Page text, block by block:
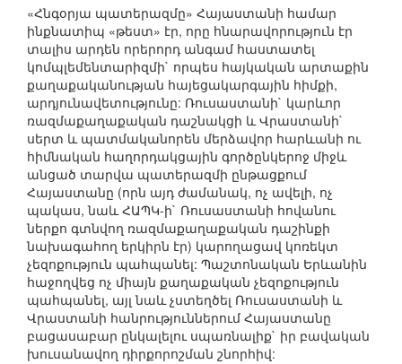
«Հնգօրյա պատերազմը» Հայաստանի համար
ինքնատիպ «թեստ» էր, որը հնարավորություն էր
տալիս արդեն որերորդ անգամ հաստատել
կոմպլեմենտարիզմի` որպես հայկական արտաքին
քաղաքականության հայեցակարգային հիմքի,
արդյունավետությունը: Ռուսաստանի` կարևոր
ռազմաքաղաքական դաշնակցի և Վրաստանի`
սերտ և պատմականորեն մերձավոր հարևանի ու
հիմնական հաղորդակցային գործընկերոջ միջև
անցած տարվա պատերազմի ընթացքում
Հայաստանը (որն այդ ժամանակ, ոչ ավելի, ոչ
պակաս, նաև ՀԱՊԿ-ի` Ռուսաստանի հովանու
ներքո գտնվող ռազմաքաղաքական դաշինքի
նախագահող երկիրն էր) կարողացավ կոռեկտ
չեզոքություն պահպանել: Պաշտոնական Երևանին
հաջողվեց ոչ միայն քաղաքական չեզոքություն
պահպանել, այլ նաև չստեղծել Ռուսաստանի և
Վրաստանի հանրություններում Հայաստանը
բացասաբար ընկալելու սպառնալիք` իր բավական
խուսանավող դիրքորոշման շնորհիվ: